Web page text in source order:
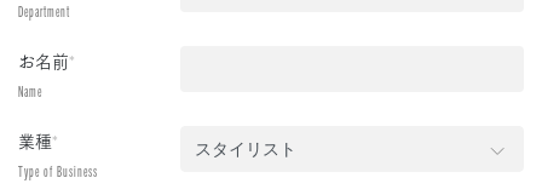
Department
お名前*
Name
業種*
Type of Business